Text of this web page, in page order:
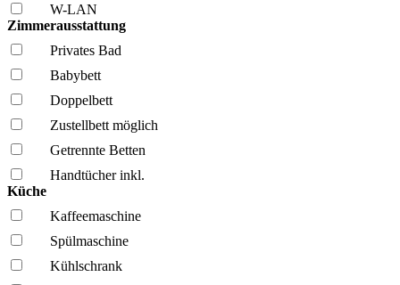
W-LAN
Zimmerausstattung
Privates Bad
Babybett
Doppelbett
Zustellbett möglich
Getrennte Betten
Handtücher inkl.
Küche
Kaffee­maschine
Spül­maschine
Kühl­schrank